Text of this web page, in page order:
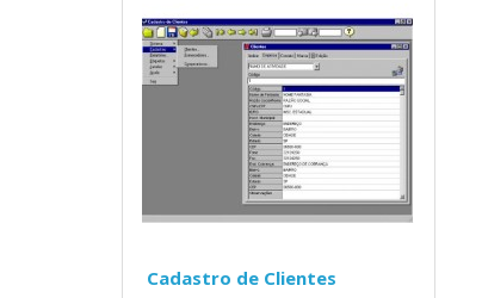
Cadastro de Clientes